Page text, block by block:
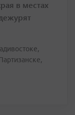
в местах